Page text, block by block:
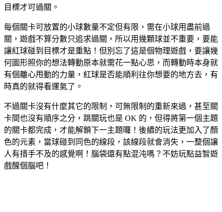
目標才可過關。
每個關卡可放置的小球數量不定但有限，需在小球用盡前過
關，遊戲不算分數只追求過關，所以用幾顆球並不重要，要能
讓紅球碰到目標才是重點！但別忘了這是個物理遊戲，要讓幾
何圖形照你的想法轉動原本就需花一點心思，而轉動時本身就
有個離心甩動的力量，紅球是否能順利往你想要的地方去，有
時真的就得看運氣了。
不過關卡沒有什麼其它的限制，可無限制的重新來過，甚至關
卡間也沒有順序之分，跳關玩也是 OK 的，但得將第一個主題
的關卡都完成，才能解鎖下一主題囉！後續的玩法更加入了顏
色的元素，當球碰到同色的線段，該線段就會消失，一整個讓
人有措手不及的感覺啊！腦袋還有點混沌嗎？不妨玩點益智遊
戲醒個腦吧！